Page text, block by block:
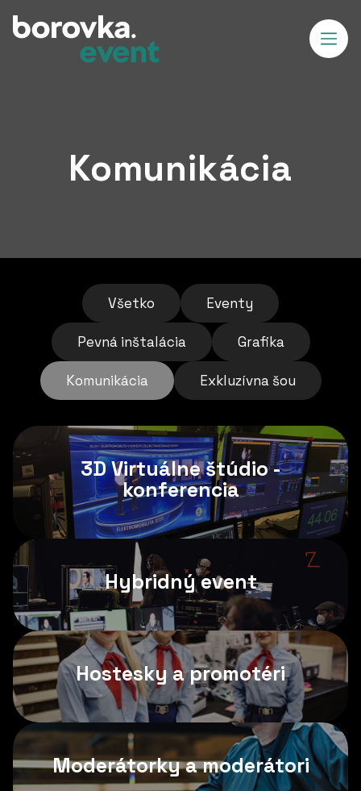
Komunikácia
Všetko Eventy
Pevná inštalácia Grafika
Komunikácia Exkluzívna šou
3D Virtuálne štúdio -
konferencia
Hybridný event
Hostesky a promotéri
Moderátorky a moderátori